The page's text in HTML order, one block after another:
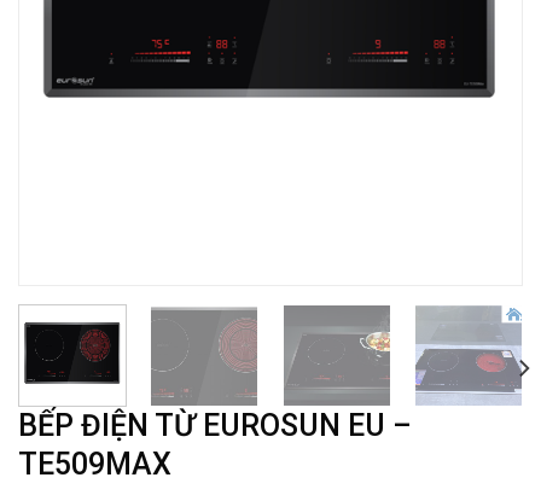
BẾP ĐIỆN TỪ EUROSUN EU –
TE509MAX